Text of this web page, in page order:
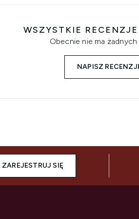
WSZYSTKIE
Obecnie nie ma żadnych
NAPISZ
ZAREJESTRUJ SIĘ